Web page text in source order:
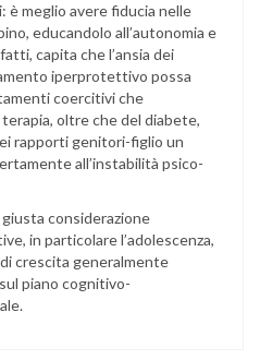
è meglio avere fiducia nelle
educandolo all’autonomia e
capita che l’ansia dei
iperprotettivo possa
coercitivi che
oltre che del diabete,
rapporti genitori-figlio un
all’instabilità psico-
considerazione
in particolare l’adolescenza,
crescita generalmente
piano cognitivo-